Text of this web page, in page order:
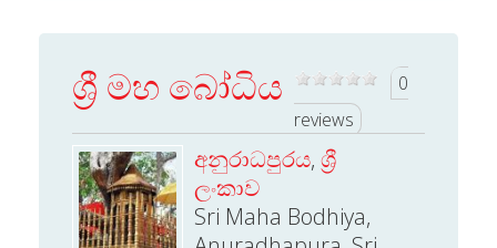
ශ්‍රී මහ බෝධිය
0
reviews
අනුරාධපුරය, ශ්‍රී
ලංකාව
Sri Maha Bodhiya,